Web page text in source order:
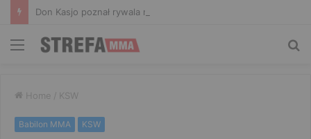
Menu
Home / KSW
Babilon MMA KSW